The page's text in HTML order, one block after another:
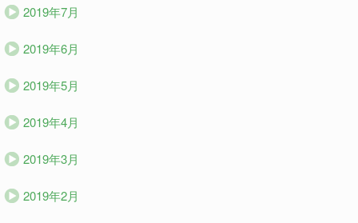
2019年7月
2019年6月
2019年5月
2019年4月
2019年3月
2019年2月